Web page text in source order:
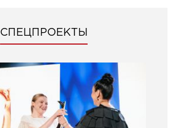
СПЕЦПРОЕКТЫ